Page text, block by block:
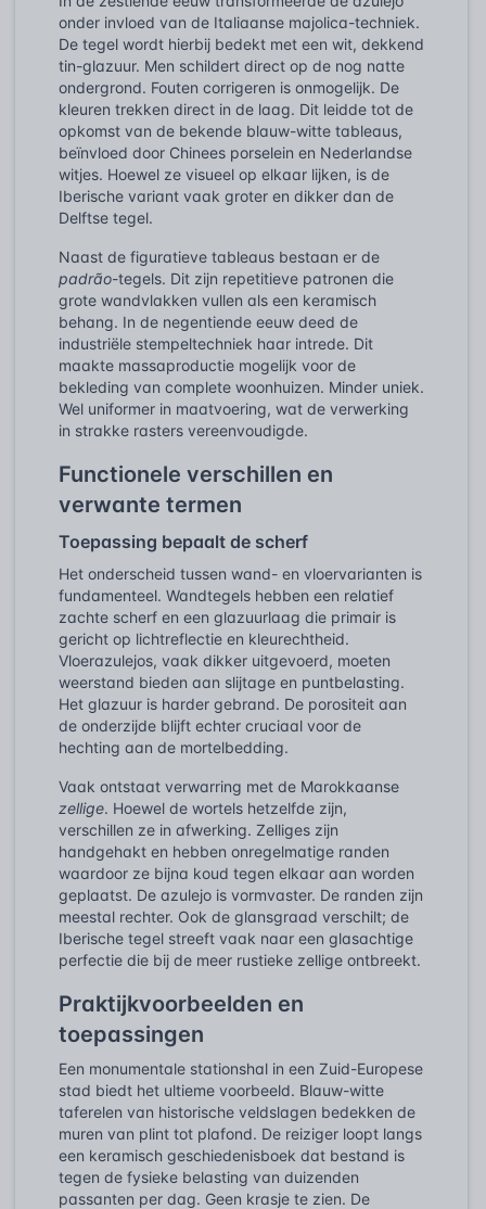
onder invloed van de Italiaanse majolica-techniek.
De tegel wordt hierbij bedekt met een wit, dekkend
tin-glazuur. Men schildert direct op de nog natte
ondergrond. Fouten corrigeren is onmogelijk. De
kleuren trekken direct in de laag. Dit leidde tot de
opkomst van de bekende blauw-witte tableaus,
beïnvloed door Chinees porselein en Nederlandse
witjes. Hoewel ze visueel op elkaar lijken, is de
Iberische variant vaak groter en dikker dan de
Delftse tegel.
Naast de figuratieve tableaus bestaan er de
padrão-tegels. Dit zijn repetitieve patronen die
grote wandvlakken vullen als een keramisch
behang. In de negentiende eeuw deed de
industriële stempeltechniek haar intrede. Dit
maakte massaproductie mogelijk voor de
bekleding van complete woonhuizen. Minder uniek.
Wel uniformer in maatvoering, wat de verwerking
in strakke rasters vereenvoudigde.
Functionele verschillen en
verwante termen
Toepassing bepaalt de scherf
Het onderscheid tussen wand- en vloervarianten is
fundamenteel. Wandtegels hebben een relatief
zachte scherf en een glazuurlaag die primair is
gericht op lichtreflectie en kleurechtheid.
Vloerazulejos, vaak dikker uitgevoerd, moeten
weerstand bieden aan slijtage en puntbelasting.
Het glazuur is harder gebrand. De porositeit aan
de onderzijde blijft echter cruciaal voor de
hechting aan de mortelbedding.
Vaak ontstaat verwarring met de Marokkaanse
zellige. Hoewel de wortels hetzelfde zijn,
verschillen ze in afwerking. Zelliges zijn
handgehakt en hebben onregelmatige randen
waardoor ze bijna koud tegen elkaar aan worden
geplaatst. De azulejo is vormvaster. De randen zijn
meestal rechter. Ook de glansgraad verschilt; de
Iberische tegel streeft vaak naar een glasachtige
perfectie die bij de meer rustieke zellige ontbreekt.
Praktijkvoorbeelden en
toepassingen
Een monumentale stationshal in een Zuid-Europese
stad biedt het ultieme voorbeeld. Blauw-witte
taferelen van historische veldslagen bedekken de
muren van plint tot plafond. De reiziger loopt langs
een keramisch geschiedenisboek dat bestand is
tegen de fysieke belasting van duizenden
passanten per dag. Geen krasje te zien. De